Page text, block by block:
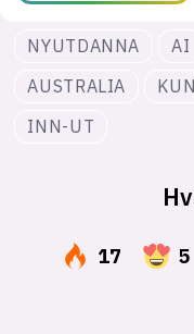
NYUTDANNA AI
AUSTRALIA
INN-UT